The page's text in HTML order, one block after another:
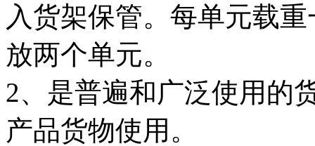
入货架保管。每单元载
放两个单元。
2、是普遍和广泛使用的
产品货物使用。